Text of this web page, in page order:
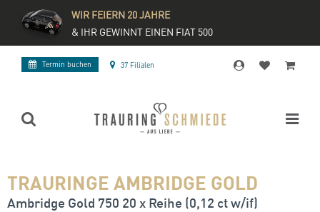
WIR FEIERN 20 JAHRE
& IHR GEWINNT EINEN FIAT 500
Termin buchen 37 Filialen
TRAURINGE AMBRIDGE GOLD
Ambridge Gold 750 20 x Reihe (0,12 ct w/if)